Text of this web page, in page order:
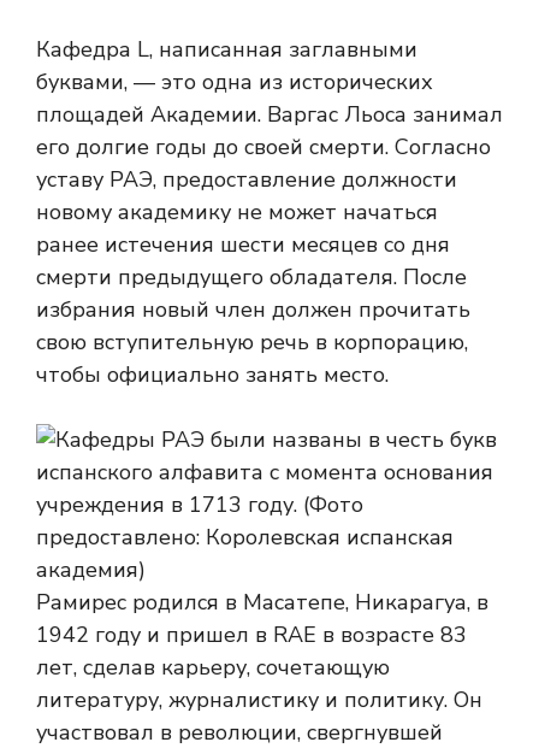
Кафедра L, написанная заглавными
буквами, — это одна из исторических
площадей Академии. Варгас Льоса занимал
его долгие годы до своей смерти. Согласно
уставу РАЭ, предоставление должности
новому академику не может начаться
ранее истечения шести месяцев со дня
смерти предыдущего обладателя. После
избрания новый член должен прочитать
свою вступительную речь в корпорацию,
чтобы официально занять место.
Рамирес родился в Масатепе, Никарагуа, в
1942 году и пришел в RAE в возрасте 83
лет, сделав карьеру, сочетающую
литературу, журналистику и политику. Он
участвовал в революции, свергнувшей